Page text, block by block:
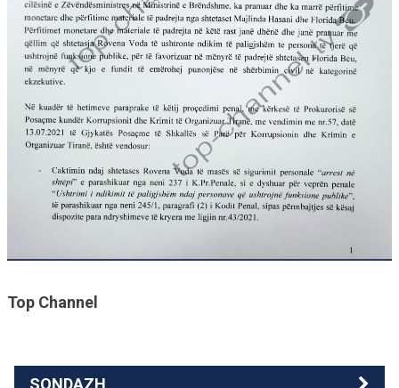
Top Channel
SONDAZH